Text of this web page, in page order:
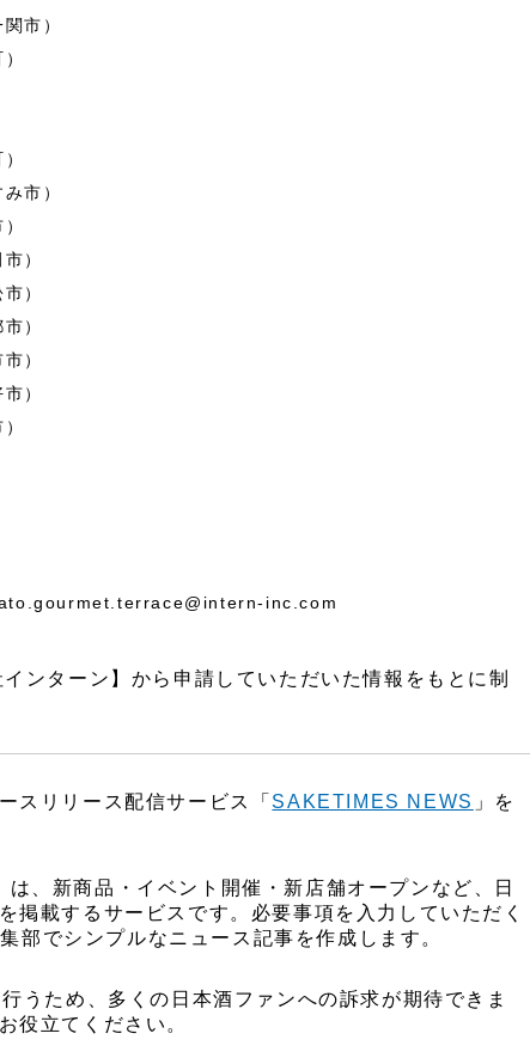
市）
市）
）
）
）
）
）
inc.com
ンターン】から申請していただいた情報をもとに制
スリリース配信サービス「 SAKETIMES NEWS 」を
、新商品・イベント開催・新店舗オープンなど、日
掲載するサービスです。必要事項を入力していただく
部でシンプルなニュース記事を作成します。
うため、多くの日本酒ファンへの訴求が期待できま
役立てください。